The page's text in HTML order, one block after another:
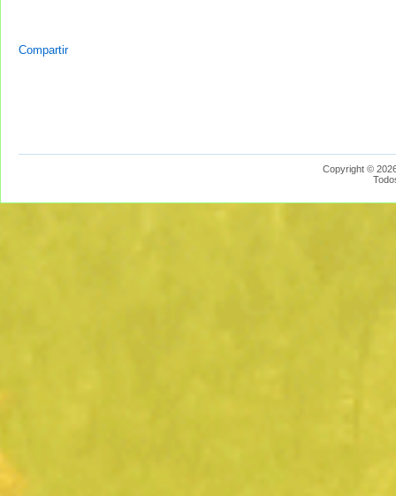
Compartir
Copyright ©